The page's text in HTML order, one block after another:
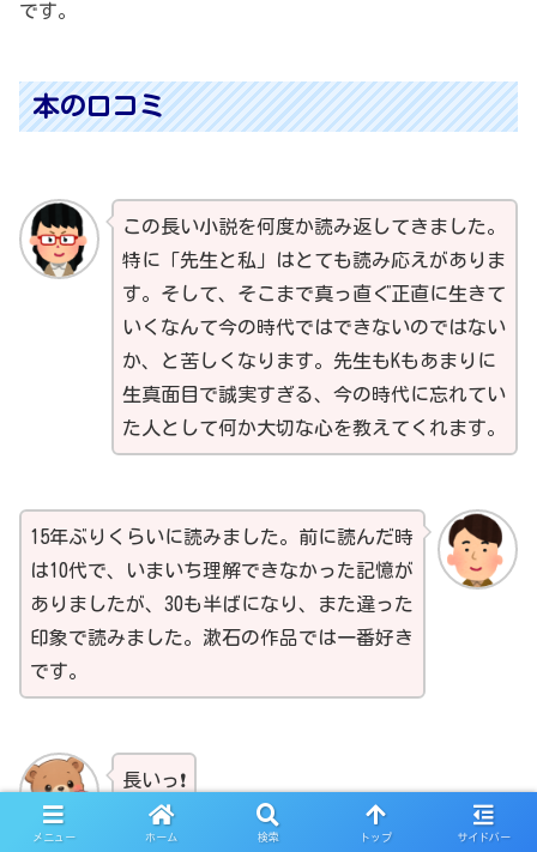
です。
本の口コミ
この長い小説を何度か読み返してきました。
特に「先生と私」はとても読み応えがありま
す。そして、そこまで真っ直ぐ正直に生きて
いくなんて今の時代ではできないのではない
か、と苦しくなります。先生もKもあまりに
生真面目で誠実すぎる、今の時代に忘れてい
た人として何か大切な心を教えてくれます。
15年ぶりくらいに読みました。前に読んだ時
は10代で、いまいち理解できなかった記憶が
ありましたが、30も半ばになり、また違った
印象で読みました。漱石の作品では一番好き
です。
くま
長いっ❗
メニュー ホーム 検索 トップ サイドバー